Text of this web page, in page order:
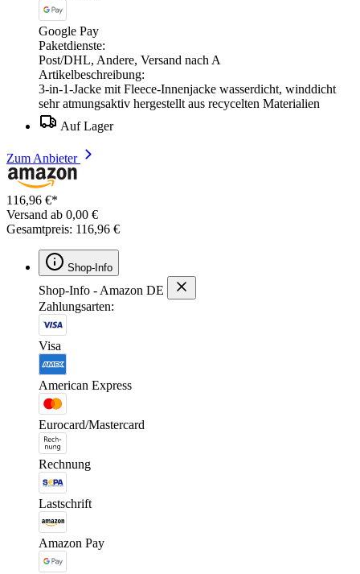
Google Pay
Paketdienste:
Post/DHL, Andere, Versand nach A
Artikelbeschreibung:
3-in-1-Jacke mit Fleece-Innenjacke wasserdicht, winddicht
sehr atmungsaktiv hergestellt aus recycelten Materialien
Auf Lager
Zum Anbieter
116,96 €*
Versand ab 0,00 €
Gesamtpreis: 116,96 €
Shop-Info
Shop-Info - Amazon DE
Zahlungsarten:
Visa
American Express
Eurocard/Mastercard
Rechnung
Lastschrift
Amazon Pay